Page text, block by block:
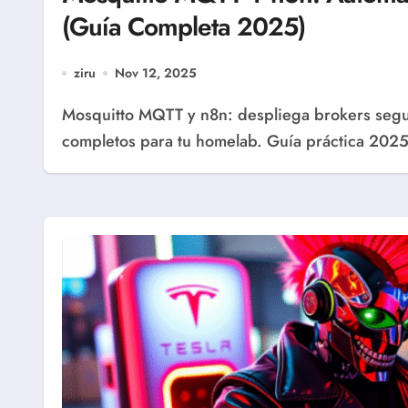
(Guía Completa 2025)
ziru Nov 12, 2025
Mosquitto MQTT y n8n: despliega brokers seguros, workflows en tiempo real y dashboards
completos para tu homelab. Guía práctica